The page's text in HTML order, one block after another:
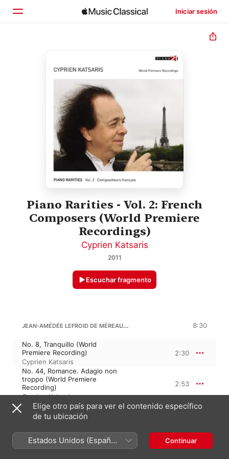
Iniciar sesión
Explorar
Piano Rarities - Vol. 2: French
Composers (World Premiere
Recordings)
Cyprien Katsaris
2011
Escuchar fragmento
JEAN-AMÉDÉE LEFROID DE MÉREAUX: ETUDES, OP. 63 8:30
No. 8, Tranquillo (World
Premiere Recording)
Cyprien Katsaris
2:30
No. 44, Romance. Adagio non
troppo (World Premiere
Recording)
Cyprien Katsaris
2:53
No. 2, Allegro spiritoso (World
Premiere Recording)
AMÉDÉE MÉREAUX: ETUDES, OP. 63
Elige otro país para ver el contenido específico
de tu ubicación
Estados Unidos (Español
México)
Continuar